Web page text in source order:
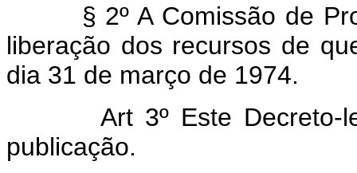
§ 2º A Comissão de
liberação dos recursos de
dia 31 de março de 1974.
Art 3º Este Decreto-lei
publicação.